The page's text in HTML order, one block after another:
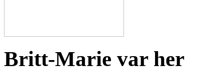
Britt-Marie var her